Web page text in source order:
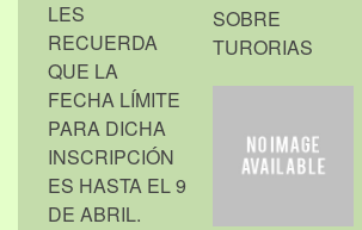
LES
RECUERDA
QUE LA
FECHA LÍMITE
PARA DICHA
INSCRIPCIÓN
ES HASTA EL 9
DE ABRIL.
SOBRE
TURORIAS